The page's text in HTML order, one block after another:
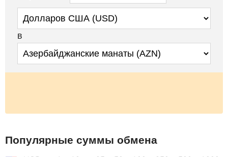
в
Популярные суммы обмена